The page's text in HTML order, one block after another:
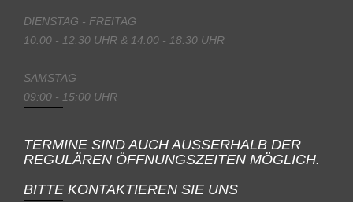
DIENSTAG - FREITAG
10:00 - 12:30 UHR & 14:00 - 18:30 UHR
SAMSTAG
09:00 - 15:00 UHR
TERMINE SIND AUCH AUSSERHALB DER
REGULÄREN ÖFFNUNGSZEITEN MÖGLICH.
BITTE KONTAKTIEREN SIE UNS